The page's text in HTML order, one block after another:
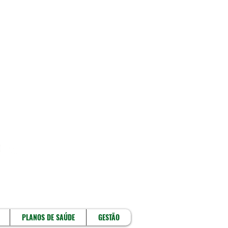
PLANOS DE SAÚDE GESTÃO